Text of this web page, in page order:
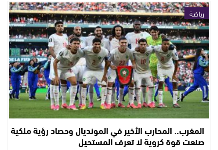
رياضة
المغرب.. المحارب الأخير في المونديال وحصاد رؤية ملكية
صنعت قوة كروية لا تعرف المستحيل